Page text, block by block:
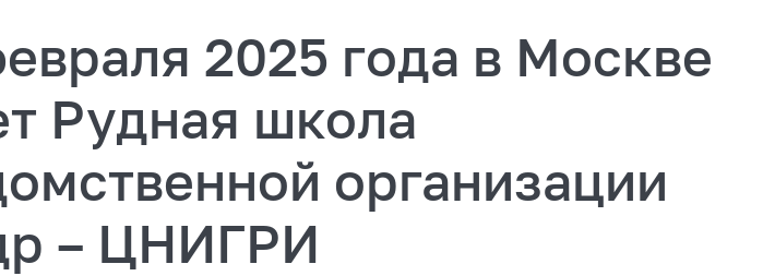
2025 года в Москве
Рудная школа
организации
– ЦНИГРИ